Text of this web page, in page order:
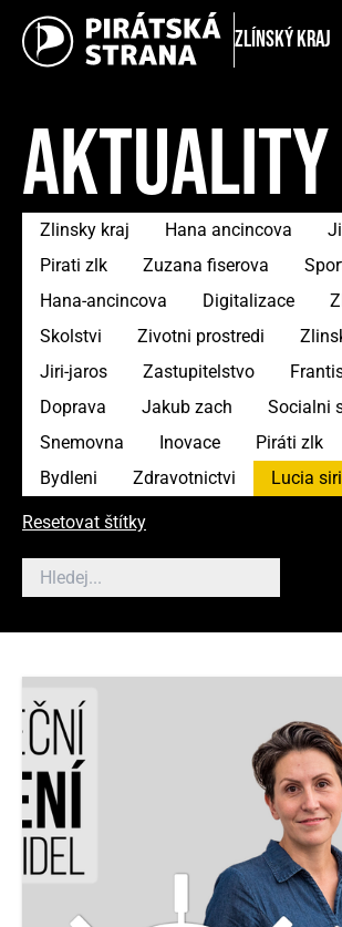
Zlínský kraj
AKTUALITY
Zlinsky kraj Hana ancincova
Pirati zlk
Zuzana fiserova
Hana-ancincova
Digitalizace
Skolstvi
Zivotni prostredi
Jiri-jaros
Zastupitelstvo
Doprava
Jakub zach
Socialni
Snemovna
Inovace Piráti zlk
Bydleni
Zdravotnictvi Lucia
Resetovat štítky